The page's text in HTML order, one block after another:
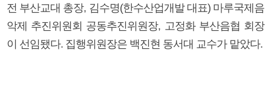
전 부산교대 총장, 김수명(한수산업개발 대표) 마루국제음
악제 추진위원회 공동추진위원장, 고정화 부산음협 회장
이 선임됐다. 집행위원장은 백진현 동서대 교수가 맡았다.